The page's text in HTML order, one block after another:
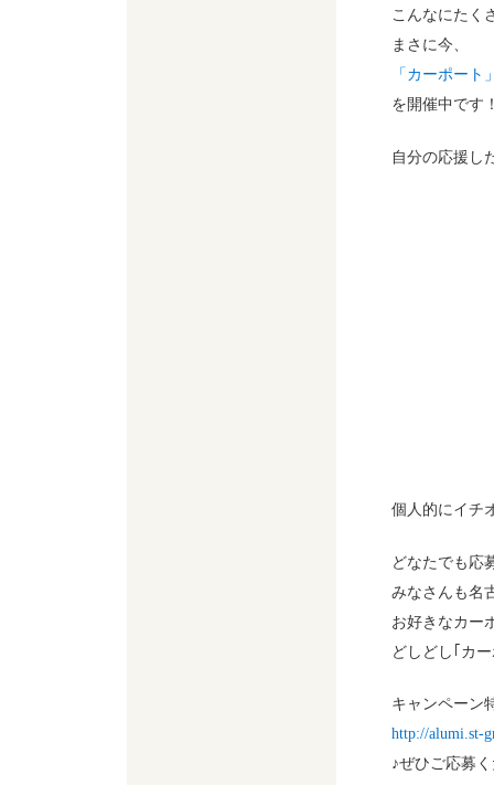
こんなにたく
まさに今、
「カーポー
を開催中です
自分の応援し
個人的にイチ
どなたでも応
みなさんも名
お好きなカー
どしどし｢カ
キャンペーン
http://alumi.st-
♪ぜひご応募